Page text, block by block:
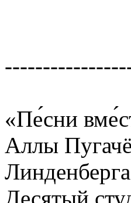
«Пе́сни
Аллы
Десятый